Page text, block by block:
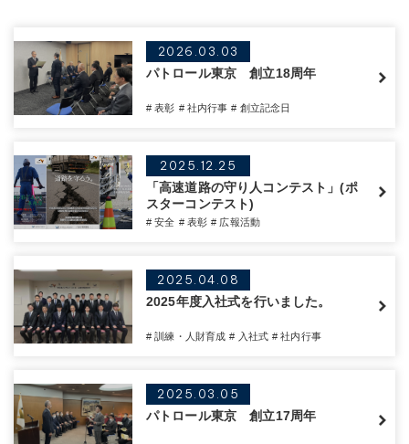
2026.03.03
パトロール東京 創立18周年
# 表彰 # 社内行事 # 創立記念日
2025.12.25
「高速道路の守り人コンテスト」(ポ
スターコンテスト)
# 安全 # 表彰 # 広報活動
2025.04.08
2025年度入社式を行いました。
# 訓練・人財育成 # 入社式 # 社内行事
2025.03.05
パトロール東京 創立17周年